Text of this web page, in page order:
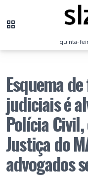
quinta-
Esquema
judiciais é
Polícia
Justiça do
advogados